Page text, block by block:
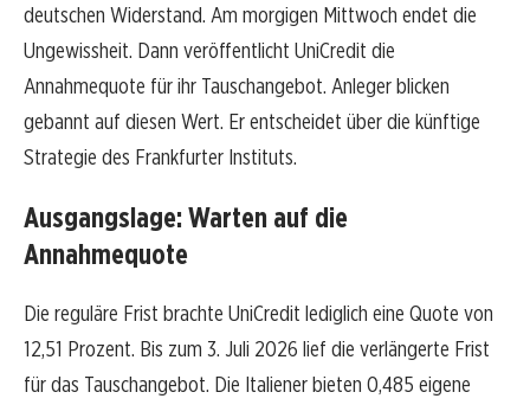
deutschen Widerstand. Am morgigen Mittwoch endet die
Ungewissheit. Dann veröffentlicht UniCredit die
Annahmequote für ihr Tauschangebot. Anleger blicken
gebannt auf diesen Wert. Er entscheidet über die künftige
Strategie des Frankfurter Instituts.
Ausgangslage: Warten auf die
Annahmequote
Die reguläre Frist brachte UniCredit lediglich eine Quote von
12,51 Prozent. Bis zum 3. Juli 2026 lief die verlängerte Frist
für das Tauschangebot. Die Italiener bieten 0,485 eigene